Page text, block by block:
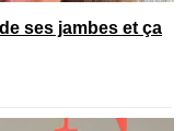
ses jambes et ça